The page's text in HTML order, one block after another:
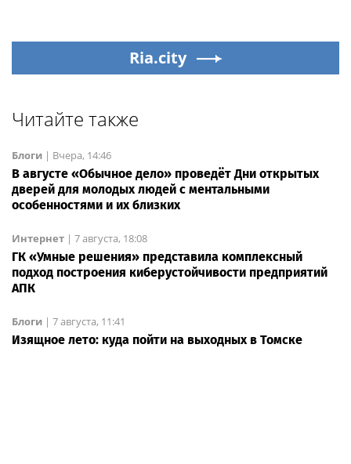
Ria.city
Читайте также
Блоги | Вчера, 14:46
В августе «Обычное дело» проведёт Дни открытых
дверей для молодых людей с ментальными
особенностями и их близких
Интернет | 7 августа, 18:08
ГК «Умные решения» представила комплексный
подход построения киберустойчивости предприятий
АПК
Блоги | 7 августа, 11:41
Изящное лето: куда пойти на выходных в Томске